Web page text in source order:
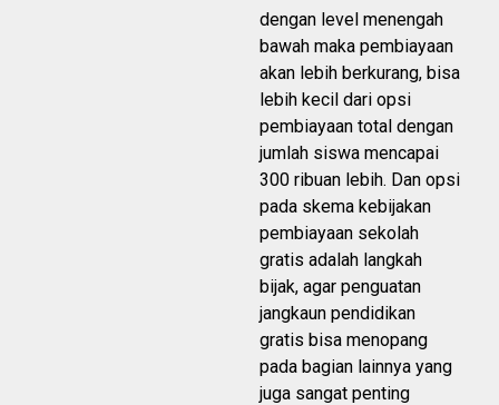
dengan level menengah
bawah maka pembiayaan
akan lebih berkurang, bisa
lebih kecil dari opsi
pembiayaan total dengan
jumlah siswa mencapai
300 ribuan lebih. Dan opsi
pada skema kebijakan
pembiayaan sekolah
gratis adalah langkah
bijak, agar penguatan
jangkaun pendidikan
gratis bisa menopang
pada bagian lainnya yang
juga sangat penting